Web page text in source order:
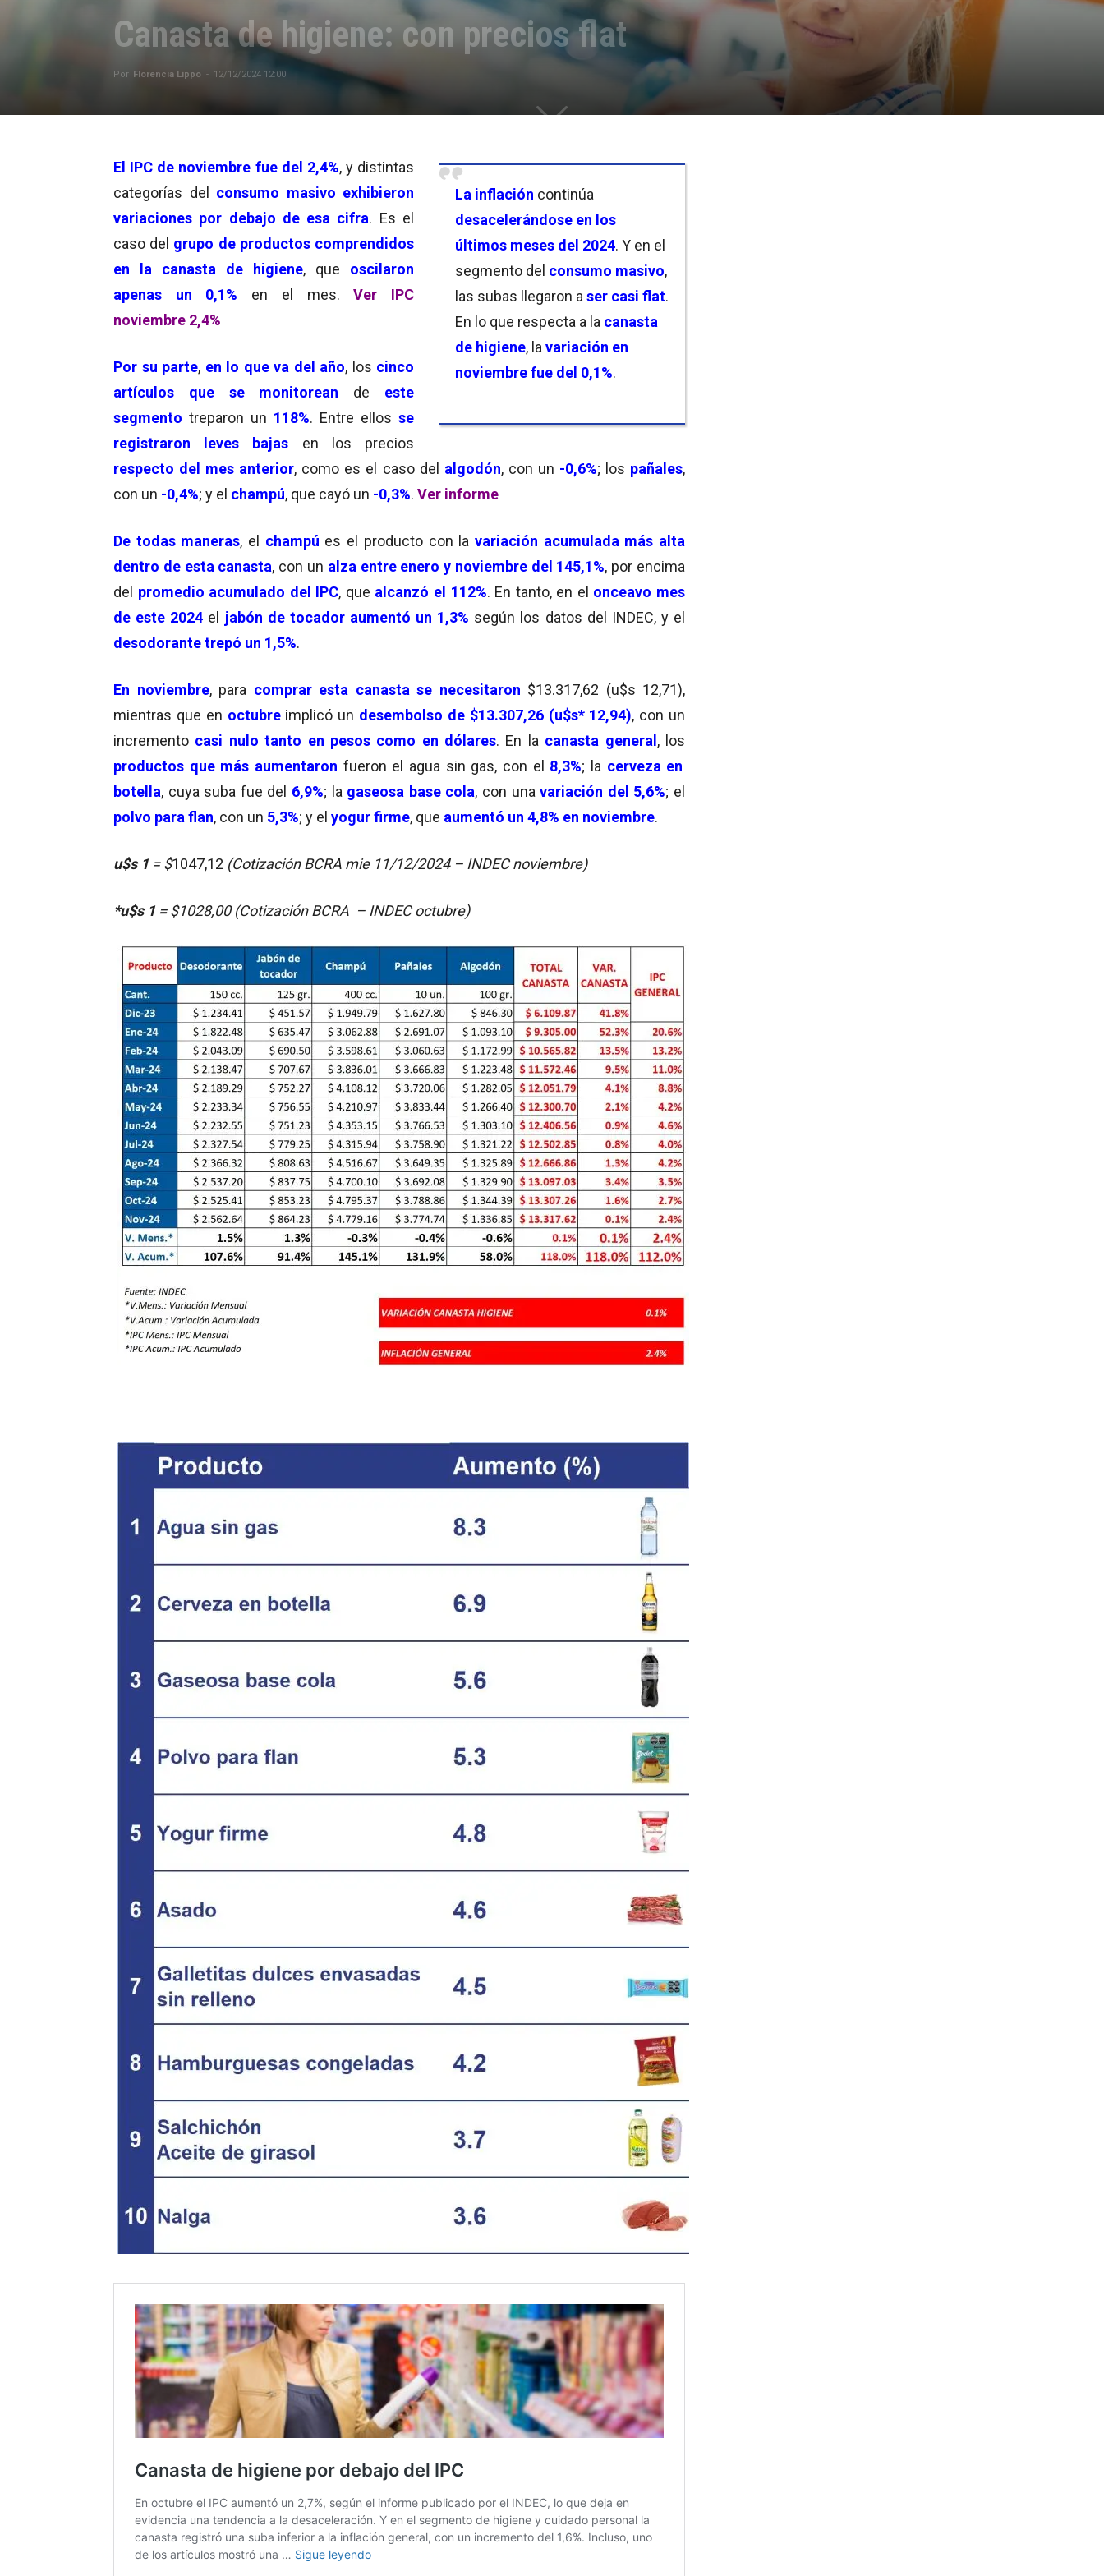
Canasta de higiene: con precios flat
Por Florencia Lippo - 12/12/2024 12:00
La inflación continúa
desacelerándose en los
últimos meses del 2024. Y en el
segmento del consumo masivo,
las subas llegaron a ser casi flat.
En lo que respecta a la canasta
de higiene, la variación en
noviembre fue del 0,1%.
El IPC de noviembre fue del 2,4%, y distintas
categorías del consumo masivo exhibieron
variaciones por debajo de esa cifra. Es el
caso del grupo de productos comprendidos
en la canasta de higiene, que oscilaron
apenas un 0,1% en el mes.Ver IPC
noviembre 2,4%
Por su parte, en lo que va del año, los cinco
artículos que se monitorean de este
segmento treparon un 118%. Entre ellos se
registraron leves bajas en los precios
respecto del mes anterior, como es el caso del algodón, con un -0,6%; los pañales,
con un -0,4%; y el champú, que cayó un -0,3%. Ver informe
De todas maneras, el champú es el producto con la variación acumulada más alta
dentro de esta canasta, con un alza entre enero y noviembre del 145,1%, por encima
del promedio acumulado del IPC, que alcanzó el 112%. En tanto, en el onceavo mes
de este 2024 el jabón de tocador aumentó un 1,3% según los datos del INDEC, y el
desodorante trepó un 1,5%.
En noviembre, para comprar esta canasta se necesitaron $13.317,62 (u$s 12,71),
mientras que en octubre implicó un desembolso de $13.307,26 (u$s* 12,94), con un
incremento casi nulo tanto en pesos como en dólares. En la canasta general, los
productos que más aumentaron fueron el agua sin gas, con el 8,3%; la cerveza en
botella, cuya suba fue del 6,9%; la gaseosa base cola, con unavariación del 5,6%; el
polvo para flan, con un 5,3%; y el yogur firme, que aumentó un 4,8% en noviembre.
u$s 1= $1047,12 (Cotización BCRA mie 11/12/2024 – INDEC noviembre)
*u$s 1 =$1028,00 (Cotización BCRA – INDEC octubre)